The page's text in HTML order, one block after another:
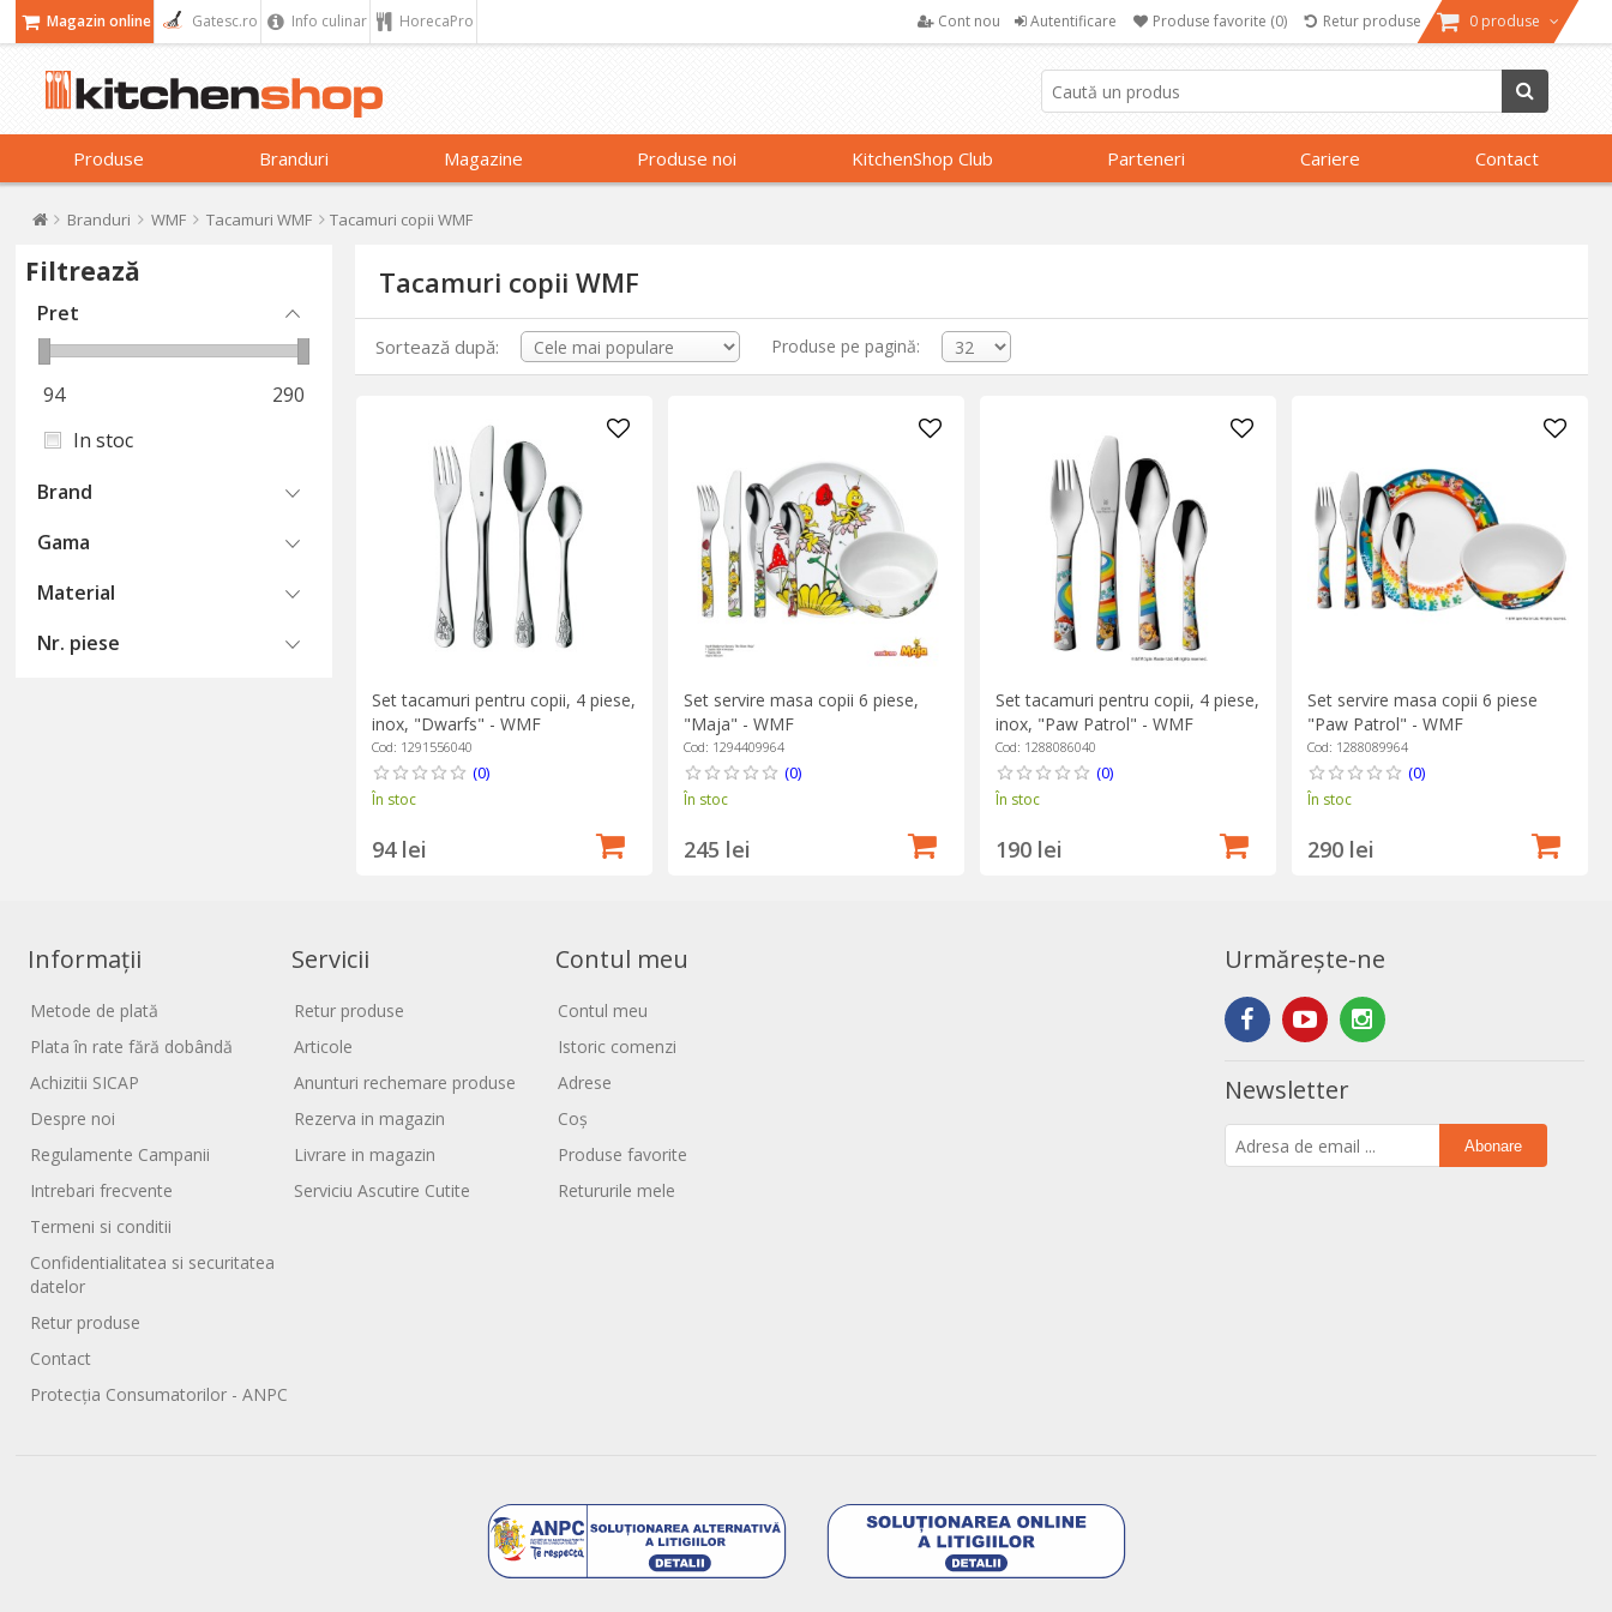
Magazin online Gatesc.ro Info culinar HorecaPro Cont nou Autentificare Produse favorite (0) Retur produse 0 produse
Produse Branduri Magazine Produse noi KitchenShop Club Parteneri Cariere Contact
Branduri WMF Tacamuri WMF Tacamuri copii WMF
Filtrează
Pret
94
290
In stoc
Brand
Gama
Material
Nr. piese
Tacamuri copii WMF
Sortează după: Produse pe pagină:
Set tacamuri pentru copii, 4 piese,
inox, "Dwarfs" - WMF
Cod: 1291556040
(0)
În stoc
94 lei
Set servire masa copii 6 piese,
"Maja" - WMF
Cod: 1294409964
(0)
În stoc
245 lei
Set tacamuri pentru copii, 4 piese,
inox, "Paw Patrol" - WMF
Cod: 1288086040
(0)
În stoc
190 lei
Set servire masa copii 6 piese
"Paw Patrol" - WMF
Cod: 1288089964
(0)
În stoc
290 lei
Informații
Metode de plată
Plata în rate fără dobândă
Achizitii SICAP
Despre noi
Regulamente Campanii
Intrebari frecvente
Termeni si conditii
Confidentialitatea si securitatea
datelor
Retur produse
Contact
Protecția Consumatorilor - ANPC
Servicii
Retur produse
Articole
Anunturi rechemare produse
Rezerva in magazin
Livrare in magazin
Serviciu Ascutire Cutite
Contul meu
Contul meu
Istoric comenzi
Adrese
Coș
Produse favorite
Retururile mele
Urmărește-ne
Newsletter
Abonare